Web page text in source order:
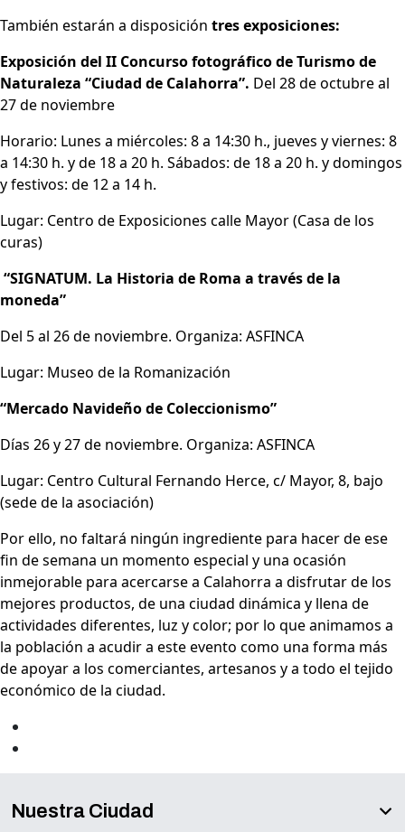
También estarán a disposición tres exposiciones:
Exposición del II Concurso fotográfico de Turismo de
Naturaleza “Ciudad de Calahorra”. Del 28 de octubre al
27 de noviembre
Horario: Lunes a miércoles: 8 a 14:30 h., jueves y viernes: 8
a 14:30 h. y de 18 a 20 h. Sábados: de 18 a 20 h. y domingos
y festivos: de 12 a 14 h.
Lugar: Centro de Exposiciones calle Mayor (Casa de los
curas)
“SIGNATUM. La Historia de Roma a través de la
moneda”
Del 5 al 26 de noviembre. Organiza: ASFINCA
Lugar: Museo de la Romanización
“Mercado Navideño de Coleccionismo”
Días 26 y 27 de noviembre. Organiza: ASFINCA
Lugar: Centro Cultural Fernando Herce, c/ Mayor, 8, bajo
(sede de la asociación)
Por ello, no faltará ningún ingrediente para hacer de ese
fin de semana un momento especial y una ocasión
inmejorable para acercarse a Calahorra a disfrutar de los
mejores productos, de una ciudad dinámica y llena de
actividades diferentes, luz y color; por lo que animamos a
la población a acudir a este evento como una forma más
de apoyar a los comerciantes, artesanos y a todo el tejido
económico de la ciudad.
Nuestra Ciudad